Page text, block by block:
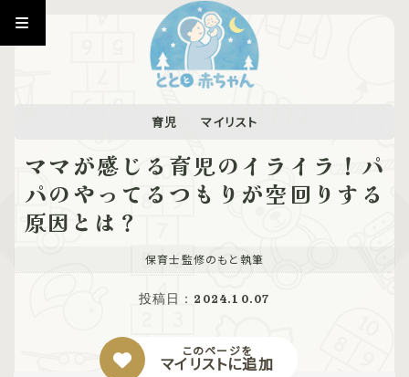
育児 マイリスト
ママが感じる育児のイライラ！パ
パのやってるつもりが空回りする
原因とは？
投稿日： 2024.10.07
このページを
マイリストに追加
保育士監修のもと執筆